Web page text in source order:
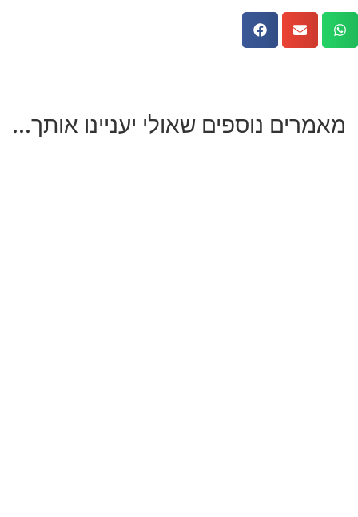
מאמרים נוספים שאולי יעניינו אותך...